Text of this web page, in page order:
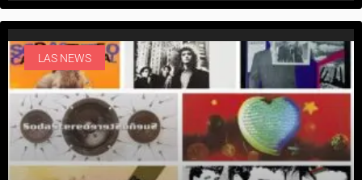
LAS NEWS